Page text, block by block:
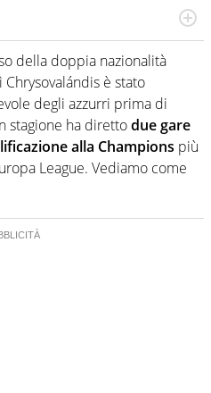
numerose manifestazioni
agenzie e testate. Esperienza,
e memoria storica. Si occupa
della doppia nazionalità
è stato
degli azzurri prima di
stagione ha direttodue gare
alla Champions più
League. Vediamo come